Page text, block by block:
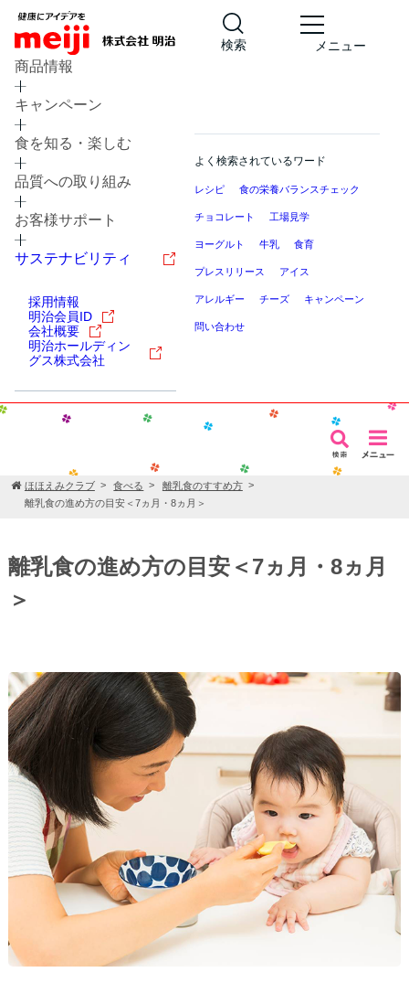
検索 メニュー
商品情報
キャンペーン
食を知る・楽しむ
品質への取り組み
お客様サポート
サステナビリティ
採用情報
明治会員ID
会社概要
明治ホールディン
グス株式会社
よく検索されているワード
レシピ 食の栄養バランスチェック
チョコレート 工場見学
ヨーグルト 牛乳 食育
プレスリリース アイス
アレルギー チーズ キャンペーン
問い合わせ
ほほえみクラブ 食べる
離乳食のすすめ方
離乳食の進め方の目安＜7ヵ月・8ヵ月＞
離乳食の進め方の目安＜7ヵ月・8ヵ月
＞